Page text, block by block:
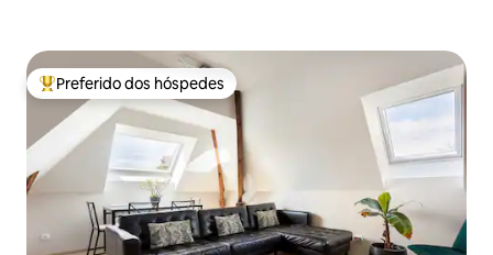
Entre os melhores preferidos dos hóspedes
Preferido dos hóspedes